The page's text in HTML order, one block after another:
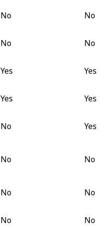
No No
No No
Yes Yes
Yes Yes
No Yes
No No
No No
No No